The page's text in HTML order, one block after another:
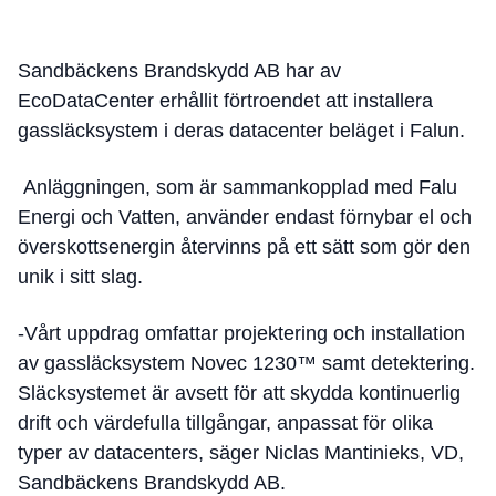
Sandbäckens Brandskydd AB har av
EcoDataCenter erhållit förtroendet att installera
gassläcksystem i deras datacenter beläget i Falun.
Anläggningen, som är sammankopplad med Falu
Energi och Vatten, använder endast förnybar el och
överskottsenergin återvinns på ett sätt som gör den
unik i sitt slag.
-Vårt uppdrag omfattar projektering och installation
av gassläcksystem Novec 1230™ samt detektering.
Släcksystemet är avsett för att skydda kontinuerlig
drift och värdefulla tillgångar, anpassat för olika
typer av datacenters, säger Niclas Mantinieks, VD,
Sandbäckens Brandskydd AB.